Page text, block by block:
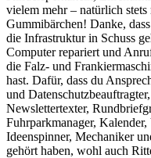
vielem mehr – natürlich
Gummibärchen! Danke,
die Infrastruktur in Schuss
Computer repariert und
die Falz- und
hast. Dafür, dass du
und
Newslettertexter,
Fuhrparkmanager,
Ideenspinner, Mechaniker
gehört haben, wohl auch